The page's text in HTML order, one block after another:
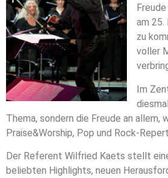
am 25.
zu
voller
Im
Thema, sondern die Freude an allem,
Praise&Worship, Pop und Rock-
Der Referent Wilfried Kaets stellt
beliebten Highlights, neuen